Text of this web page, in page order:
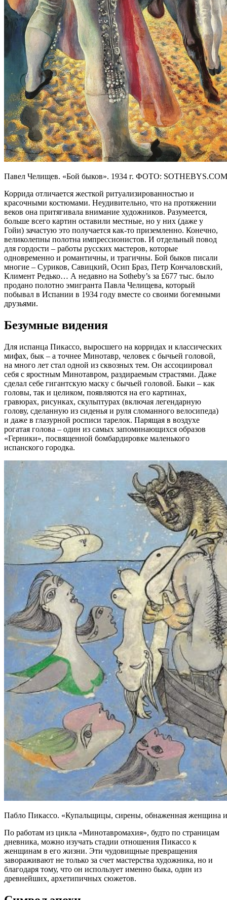
Павел Челищев. «Бой быков». 1934 г. ФОТО: SOTHEBYS.COM
Коррида отличается жесткой ритуализированностью и
красочными костюмами. Неудивительно, что на протяжении
веков она притягивала внимание художников. Разумеется,
больше всего картин оставили местные, но у них (даже у
Гойи) зачастую это получается как-то приземленно. Конечно,
великолепны полотна импрессионистов. И отдельный повод
для гордости – работы русских мастеров, которые
одновременно и романтичны, и трагичны. Бой быков писали
многие – Суриков, Савицкий, Осип Браз, Петр Кончаловский,
Климент Редько… А недавно на Sotheby’s за £677 тыс. было
продано полотно эмигранта Павла Челищева, который
побывал в Испании в 1934 году вместе со своими богемными
друзьями.
Безумные видения
Для испанца Пикассо, выросшего на корридах и классических
мифах, бык – а точнее Минотавр, человек с бычьей головой,
на много лет стал одной из сквозных тем. Он ассоциировал
себя с яростным Минотавром, раздираемым страстями. Даже
сделал себе гигантскую маску с бычьей головой. Быки – как
головы, так и целиком, появляются на его картинах,
гравюрах, рисунках, скульптурах (включая легендарную
голову, сделанную из сиденья и руля сломанного велосипеда)
и даже в глазурной росписи тарелок. Парящая в воздухе
рогатая голова – один из самых запоминающихся образов
«Герники», посвященной бомбардировке маленького
испанского городка.
Пабло Пикассо. «Купальщицы, сирены, обнаженная
По работам из цикла «Минотавромахия», будто по страницам
дневника, можно изучать стадии отношения Пикассо к
женщинам в его жизни. Эти чудовищные превращения
завораживают не только за счет мастерства художника, но и
благодаря тому, что он использует именно быка, один из
древнейших, архетипичных сюжетов.